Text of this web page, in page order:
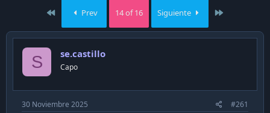
e
m
a
e
u
b
a
First Prev 14 of 16 Siguiente
S se.castillo
Capo
30 Noviembre 2025 #261